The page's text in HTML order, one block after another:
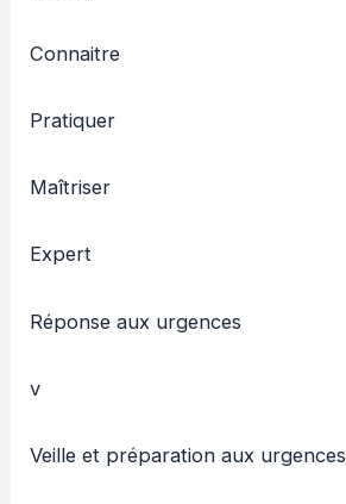
Connaitre
Pratiquer
Maîtriser
Expert
Réponse aux urgences
v
Veille et préparation aux urgences